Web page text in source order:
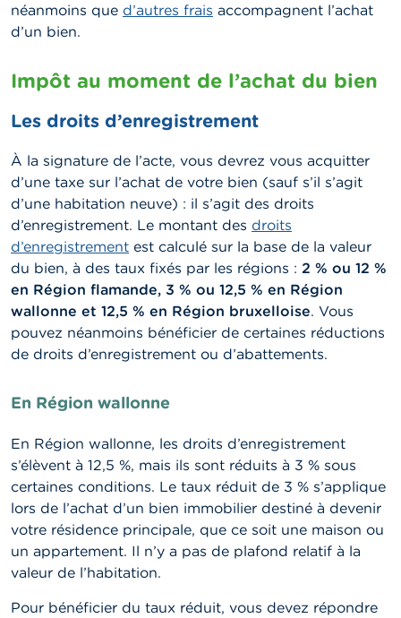
néanmoins que d’autres frais accompagnent l’achat
d’un bien.
Impôt au moment de l’achat du bien
Les droits d’enregistrement
À la signature de l’acte, vous devrez vous acquitter
d’une taxe sur l’achat de votre bien (sauf s’il s’agit
d’une habitation neuve) : il s’agit des droits
d’enregistrement. Le montant des droits
d’enregistrement est calculé sur la base de la valeur
du bien, à des taux fixés par les régions : 2 % ou 12 %
en Région flamande, 3 % ou 12,5 % en Région
wallonne et 12,5 % en Région bruxelloise. Vous
pouvez néanmoins bénéficier de certaines réductions
de droits d’enregistrement ou d’abattements.
En Région wallonne
En Région wallonne, les droits d’enregistrement
s’élèvent à 12,5 %, mais ils sont réduits à 3 % sous
certaines conditions. Le taux réduit de 3 % s’applique
lors de l’achat d’un bien immobilier destiné à devenir
votre résidence principale, que ce soit une maison ou
un appartement. Il n’y a pas de plafond relatif à la
valeur de l’habitation.
Pour bénéficier du taux réduit, vous devez répondre